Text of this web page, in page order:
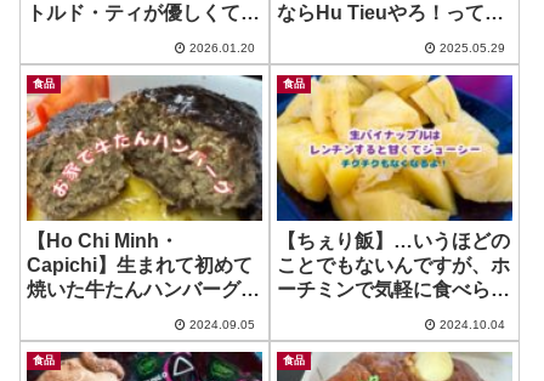
トルド・ティが優しくて美
2026.01.20
ならHu Tieuやろ！って時
Nhip Songシリーズ
2025.05.29
食品
【Ho Chi Minh・
Capichi】生まれて初めて
焼いた牛たんハンバーグは
村屋さんの牛たんハンバー
グの種！
2024.09.05
食品
【ちぇり飯】…いうほどの
ことでもないんですが、ホ
ーチミンで気軽に食べられ
なしで食べる！
2024.10.04
食品 食品